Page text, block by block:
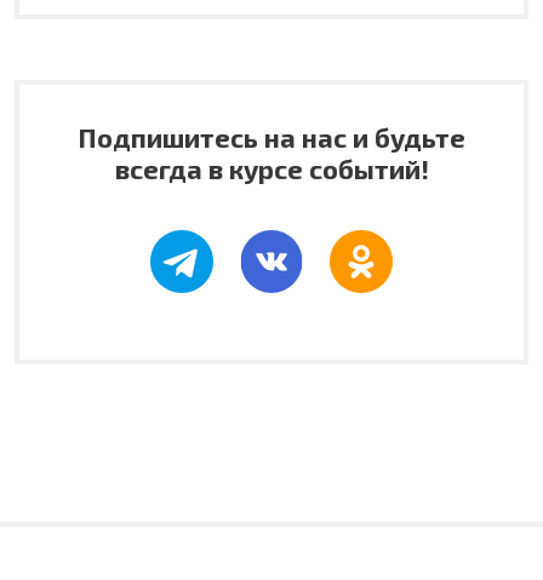
Подпишитесь на нас и будьте
всегда в курсе событий!